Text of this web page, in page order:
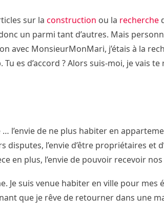
sur la construction ou la recherche
un parmi tant d’autres. Mais
avec MonsieurMonMari, j’étais à la
es d’accord ? Alors suis-moi, je vais
l’envie de ne plus habiter en
l’envie d’être propriétaires et
en plus, l’envie de pouvoir recevoir
Je suis venue habiter en ville pour
que je rêve de retourner dans une